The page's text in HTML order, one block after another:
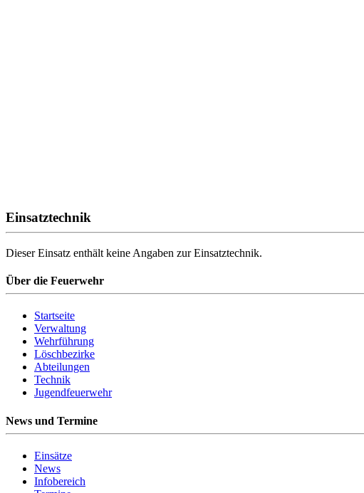
Einsatztechnik
Dieser Einsatz enthält keine Angaben zur Einsatztechnik.
Über die Feuerwehr
Startseite
Verwaltung
Wehrführung
Löschbezirke
Abteilungen
Technik
Jugendfeuerwehr
News und Termine
Einsätze
News
Infobereich